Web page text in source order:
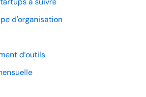
d'organisation
d’outils